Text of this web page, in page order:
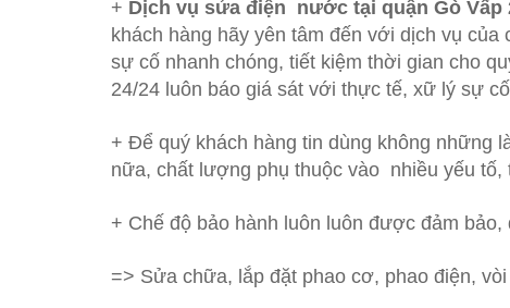
+ Dịch vụ sửa điện nước tại quận Gò Vấp
khách hàng hãy yên tâm đến với dịch vụ
sự cố nhanh chóng, tiết kiệm thời gian cho
24/24 luôn báo giá sát với thực tế, xữ lý sự
+ Để quý khách hàng tin dùng không những
nữa, chất lượng phụ thuộc vào nhiều yếu
+ Chế độ bảo hành luôn luôn được đảm bảo,
=> Sửa chữa, lắp đặt phao cơ, phao điện,